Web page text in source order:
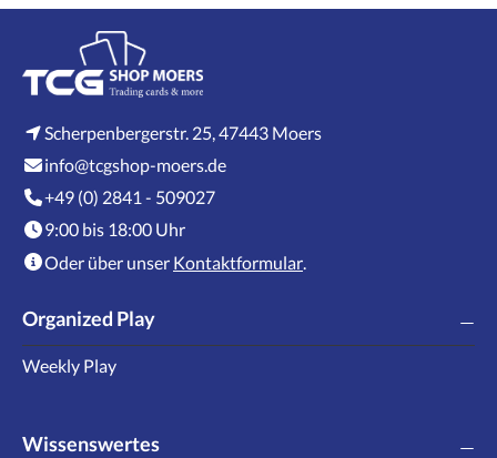
Scherpenbergerstr. 25, 47443 Moers
info@tcgshop-moers.de
+49 (0) 2841 - 509027
9:00 bis 18:00 Uhr
Oder über unser Kontaktformular
Organized Play
Weekly Play
Wissenswertes